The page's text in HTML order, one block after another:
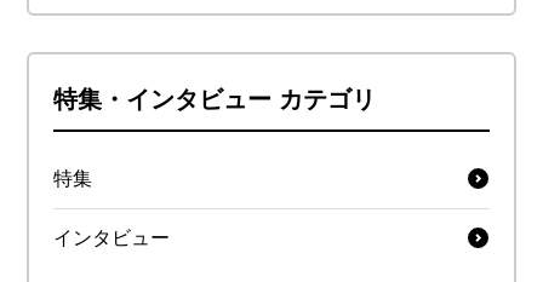
特集・インタビュー カテゴリ
特集
インタビュー